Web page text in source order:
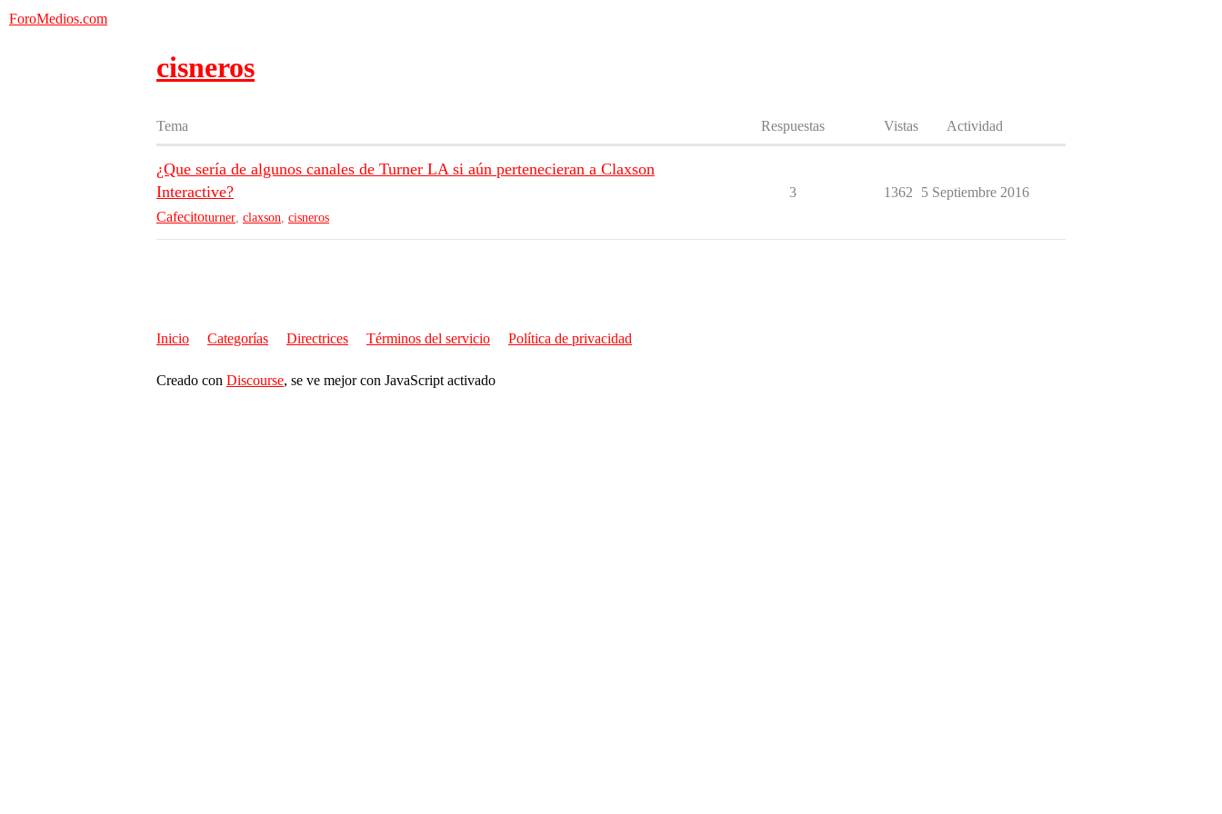
ForoMedios.com
cisneros
Tema Respuestas Vistas Actividad
¿Que sería de algunos canales de Turner LA si aún pertenecieran a Claxson
Interactive?
Cafecitoturner claxson cisneros
3 1362 5 Septiembre 2016
Inicio Categorías Directrices Términos del servicio Política de privacidad
Creado con Discourse, se ve mejor con JavaScript activado